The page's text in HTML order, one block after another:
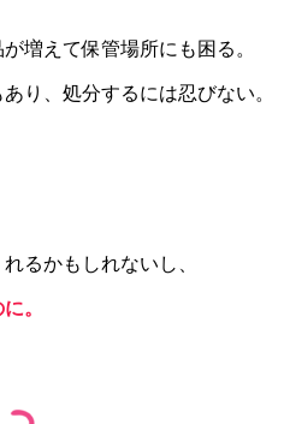
増えて保管場所にも困る。
り、処分するには忍びない。
るかもしれないし、
。